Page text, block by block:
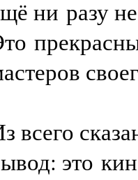
ни разу
всего
это